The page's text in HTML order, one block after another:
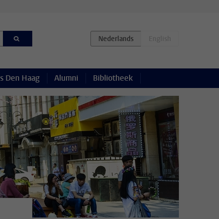
Den Haag Alumni Bibliotheek